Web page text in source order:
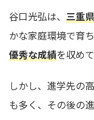
谷口光弘は、 三重
かな家庭環境で育ち
優秀な成績を収め
しかし、進学先の
も多く、その後の